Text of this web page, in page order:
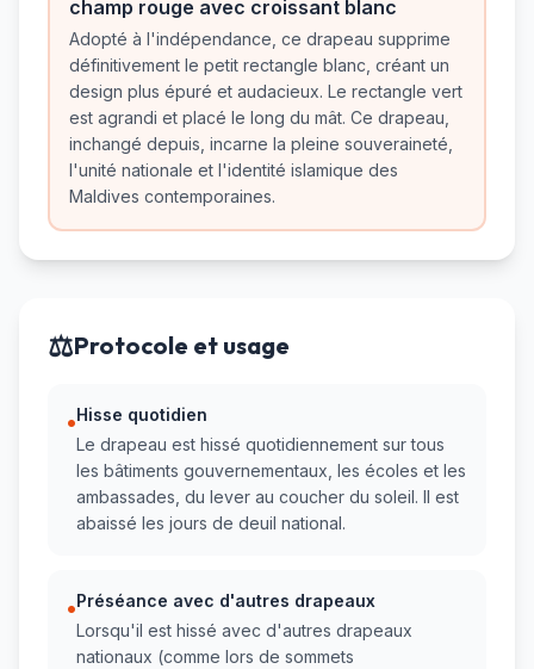
champ rouge avec croissant blanc
Adopté à l'indépendance, ce drapeau supprime
définitivement le petit rectangle blanc, créant un
design plus épuré et audacieux. Le rectangle vert
est agrandi et placé le long du mât. Ce drapeau,
inchangé depuis, incarne la pleine souveraineté,
l'unité nationale et l'identité islamique des
Maldives contemporaines.
⚖️Protocole et usage
•Hisse quotidien
Le drapeau est hissé quotidiennement sur tous
les bâtiments gouvernementaux, les écoles et les
ambassades, du lever au coucher du soleil. Il est
abaissé les jours de deuil national.
•Préséance avec d'autres drapeaux
Lorsqu'il est hissé avec d'autres drapeaux
nationaux (comme lors de sommets